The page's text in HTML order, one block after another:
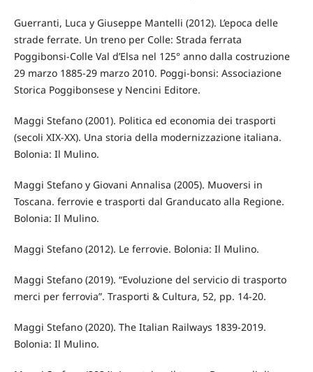
Guerranti, Luca y Giuseppe Mantelli (2012). L’epoca delle
strade ferrate. Un treno per Colle: Strada ferrata
Poggibonsi-Colle Val d’Elsa nel 125° anno dalla costruzione
29 marzo 1885-29 marzo 2010. Poggi-bonsi: Associazione
Storica Poggibonsese y Nencini Editore.
Maggi Stefano (2001). Politica ed economia dei trasporti
(secoli XIX-XX). Una storia della modernizzazione italiana.
Bolonia: Il Mulino.
Maggi Stefano y Giovani Annalisa (2005). Muoversi in
Toscana. ferrovie e trasporti dal Granducato alla Regione.
Bolonia: Il Mulino.
Maggi Stefano (2012). Le ferrovie. Bolonia: Il Mulino.
Maggi Stefano (2019). “Evoluzione del servicio di trasporto
merci per ferrovia”. Trasporti & Cultura, 52, pp. 14-20.
Maggi Stefano (2020). The Italian Railways 1839-2019.
Bolonia: Il Mulino.